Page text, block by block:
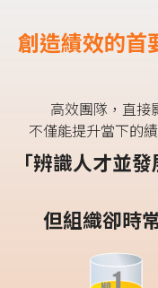
創造績效的首
高效團隊，直接
不僅能提升當下的
「辨識人才並
但組織卻時